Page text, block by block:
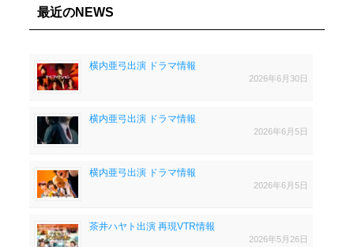
最近のNEWS
横内亜弓出演 ドラマ情報
2026年6月30日
横内亜弓出演 ドラマ情報
2026年6月5日
横内亜弓出演 ドラマ情報
2026年6月5日
茶井ハヤト出演 再現VTR情報
2026年5月26日